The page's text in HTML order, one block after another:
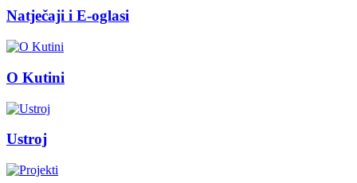
Natječaji i E-oglasi
O Kutini
Ustroj